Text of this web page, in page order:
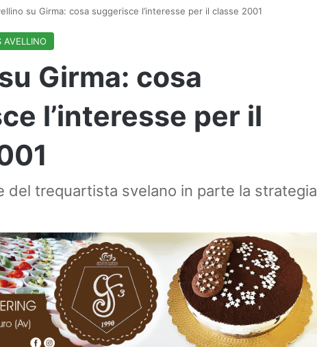
su Girma: cosa suggerisce l’interesse per il classe 2001
AVELLINO
Girma: cosa
l’interesse per il
del trequartista svelano in parte la strategia